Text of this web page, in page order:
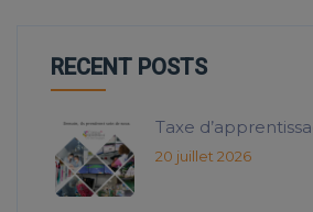
RECENT POSTS
Taxe
20 juillet 2026